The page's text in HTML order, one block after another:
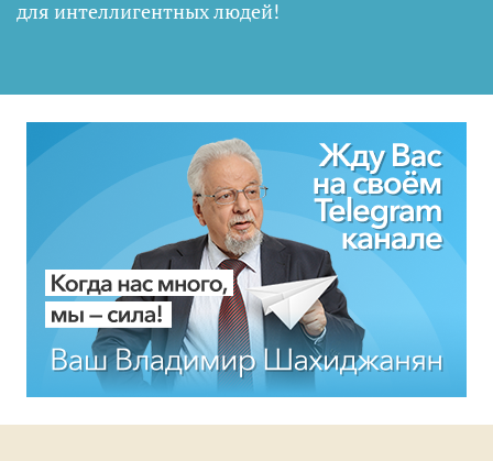
для интеллигентных людей!